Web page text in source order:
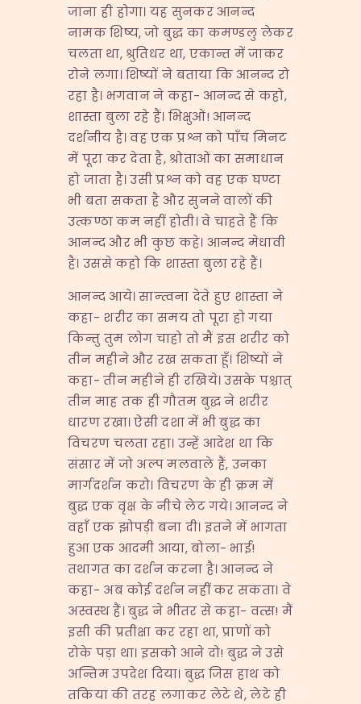
जाना ही होगा। यह सुनकर आनन्द
नामक शिष्य, जो बुद्ध का कमण्डलु लेकर
चलता था, श्रुतिधर था, एकान्त में जाकर
रोने लगा। शिष्यों ने बताया कि आनन्द रो
रहा है। भगवान ने कहा- आनन्द से कहो,
शास्ता बुला रहे हैं। भिक्षुओं! आनन्द
दर्शनीय है। वह एक प्रश्न को पाँच मिनट
में पूरा कर देता है, श्रोताओं का समाधान
हो जाता है। उसी प्रश्न को वह एक घण्टा
भी बता सकता है और सुनने वालों की
उत्कण्ठा कम नहीं होती। वे चाहते हैं कि
आनन्द और भी कुछ कहे। आनन्द मेधावी
है। उससे कहो कि शास्ता बुला रहे हैं।
आनन्द आये। सान्त्वना देते हुए शास्ता ने
कहा- शरीर का समय तो पूरा हो गया
किन्तु तुम लोग चाहो तो मैं इस शरीर को
तीन महीने और रख सकता हूँ। शिष्यों ने
कहा- तीन महीने ही रखिये। उसके पश्चात्
तीन माह तक ही गौतम बुद्ध ने शरीर
धारण रखा। ऐसी दशा में भी बुद्ध का
विचरण चलता रहा। उन्हें आदेश था कि
संसार में जो अल्प मलवाले हैं, उनका
मार्गदर्शन करो। विचरण के ही क्रम में
बुद्ध एक वृक्ष के नीचे लेट गये। आनन्द ने
वहाँ एक झोपड़ी बना दी। इतने में भागता
हुआ एक आदमी आया, बोला- भाई!
तथागत का दर्शन करना है। आनन्द ने
कहा- अब कोई दर्शन नहीं कर सकता। वे
अस्वस्थ हैं। बुद्ध ने भीतर से कहा- वत्स! मैं
इसी की प्रतीक्षा कर रहा था, प्राणों को
रोके पड़ा था। इसको आने दो! बुद्ध ने उसे
अन्तिम उपदेश दिया। बुद्ध जिस हाथ को
तकिया की तरह लगाकर लेटे थे, लेटे ही